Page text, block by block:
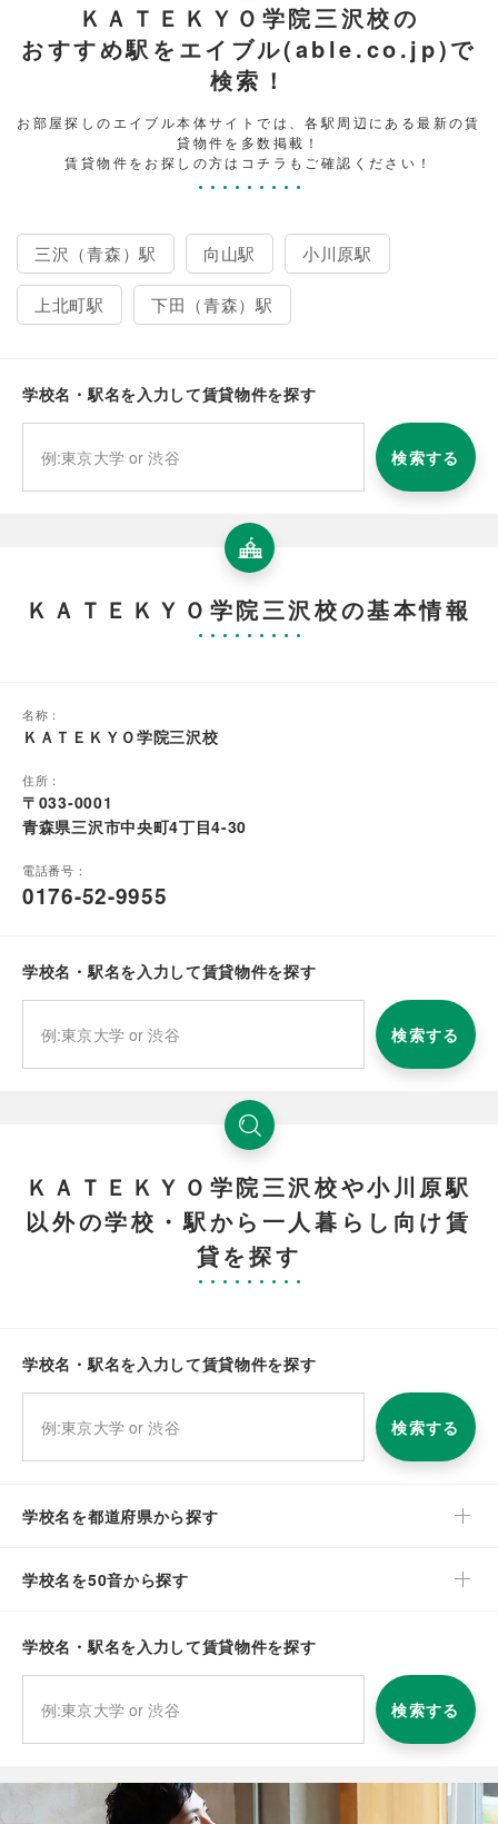
ＫＡＴＥＫＹＯ学院三沢校の
おすすめ駅をエイブル(able.co.jp)で
検索！
お部屋探しのエイブル本体サイトでは、各駅周辺にある最新の賃
貸物件を多数掲載！
賃貸物件をお探しの方はコチラもご確認ください！
三沢（青森）駅 向山駅 小川原駅
上北町駅 下田（青森）駅
学校名・駅名を入力して賃貸物件を探す
検索する
ＫＡＴＥＫＹＯ学院三沢校の基本情報
名称：
ＫＡＴＥＫＹＯ学院三沢校
住所：
〒033-0001
青森県三沢市中央町4丁目4-30
電話番号：
0176-52-9955
学校名・駅名を入力して賃貸物件を探す
検索する
ＫＡＴＥＫＹＯ学院三沢校や小川原駅
以外の学校・駅から一人暮らし向け賃
貸を探す
学校名・駅名を入力して賃貸物件を探す
検索する
学校名を都道府県から探す
学校名を50音から探す
学校名・駅名を入力して賃貸物件を探す
検索する